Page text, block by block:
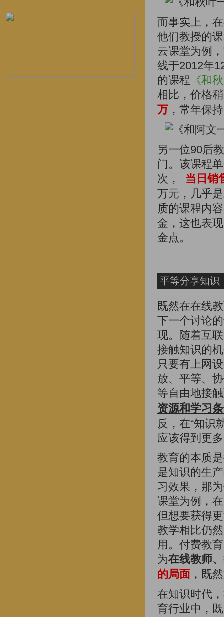
而事实上，
他们教授的
云课堂为例
线于2012年
的课程 《和
相比，价格
万 ，常年保
另一位90后
门。该课程
次，
当日销
万元，几乎
质的课程内
金，这也表
金点。
平等分享知识
既然在在线
下一个讨论
现。随着互
接触知识的
只要有上网
放、平等、
等自由地接
资源和学习
反，在“知识
应该得到更
教育的本质
是知识的生
习效果，那
课堂为例，
但想要获得
教学相比仍
用。付费教
为在线教师
的局面 ，既
在知识时代
育行业中，